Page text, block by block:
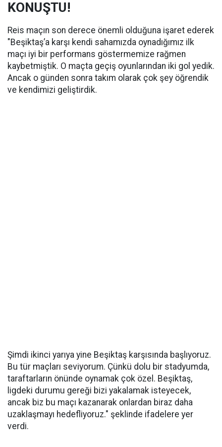
KONUŞTU!
Reis maçın son derece önemli olduğuna işaret ederek
"Beşiktaş’a karşı kendi sahamızda oynadığımız ilk
maçı iyi bir performans göstermemize rağmen
kaybetmiştik. O maçta geçiş oyunlarından iki gol yedik.
Ancak o günden sonra takım olarak çok şey öğrendik
ve kendimizi geliştirdik.
Şimdi ikinci yarıya yine Beşiktaş karşısında başlıyoruz.
Bu tür maçları seviyorum. Çünkü dolu bir stadyumda,
taraftarların önünde oynamak çok özel. Beşiktaş,
ligdeki durumu gereği bizi yakalamak isteyecek,
ancak biz bu maçı kazanarak onlardan biraz daha
uzaklaşmayı hedefliyoruz." şeklinde ifadelere yer
verdi.